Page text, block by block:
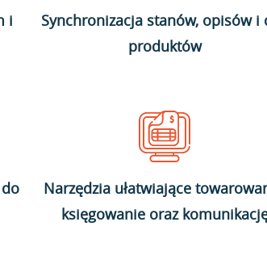
i
Synchronizacja stanów, opisów i
produktów
Narzędzia ułatwiające
księgowanie oraz